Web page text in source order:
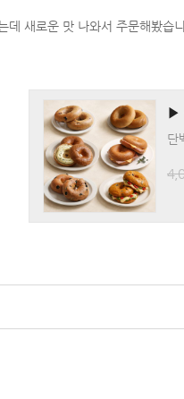
데 새로운 맛 나와서 주문해봤
▶
단